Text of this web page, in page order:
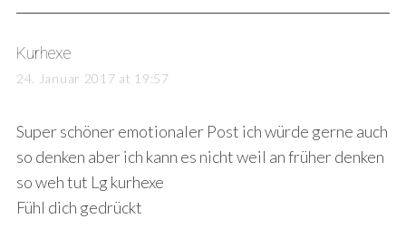
s
a
s
:
Kurhexe
24. Januar 2017 at 19:57
Super schöner emotionaler Post ich würde gerne auch
so denken aber ich kann es nicht weil an früher denken
so weh tut Lg kurhexe
Fühl dich gedrückt